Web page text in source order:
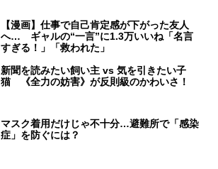
【漫画】仕事で自己肯定感が下がった友人
へ… ギャルの“一言”に1.3万いいね「名言
すぎる！」「救われた」
新聞を読みたい飼い主 vs 気を引きたい子
猫 《全力の妨害》が反則級のかわいさ！
マスク着用だけじゃ不十分…避難所で「感染
症」を防ぐには？